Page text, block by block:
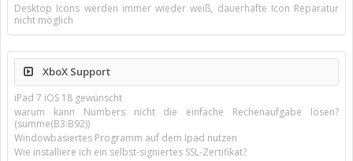
Desktop Icons werden immer wieder weiß, dauerhafte Icon Reparatur
nicht möglich
XboX Support
iPad 7 iOS 18 gewünscht
warum kann Numbers nicht die einfache Rechenaufgabe lösen?
(summe(B3:B92))
Windowbasiertes Programm auf dem Ipad nutzen
Wie installiere ich ein selbst-signiertes SSL-Zertifikat?